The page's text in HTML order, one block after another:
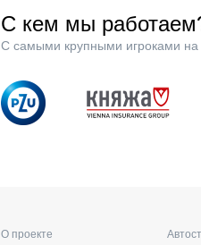
С кем мы
С самыми крупными игроками на
О проекте